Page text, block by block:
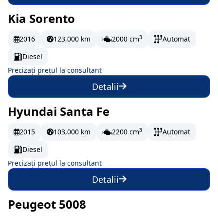
La comandă
Kia Sorento
2016 123,000 km 2000 cm3
Automat
Diesel
Precizați prețul la consultant
Detalii
La comandă
Hyundai Santa Fe
2015 103,000 km 2200 cm3
Automat
Diesel
Precizați prețul la consultant
Detalii
În stoc 312 EUR/lună
Peugeot 5008